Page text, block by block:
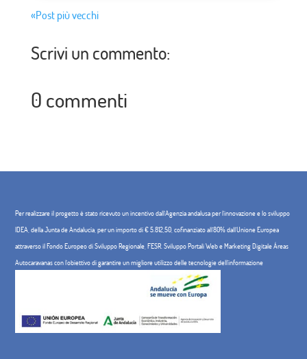
«Post più vecchi
Scrivi un commento:
0 commenti
Per realizzare il progetto è stato ricevuto un incentivo dall'Agenzia andalusa per l'innovazione e lo sviluppo
IDEA, della Junta de Andalucía, per un importo di € 5.812,50, cofinanziato all'80% dall'Unione Europea
attraverso il Fondo Europeo di Sviluppo Regionale, FESR. Sviluppo Portali Web e Marketing Digitale Áreas
Autocaravanas con l'obiettivo di garantire un migliore utilizzo delle tecnologie dell'informazione